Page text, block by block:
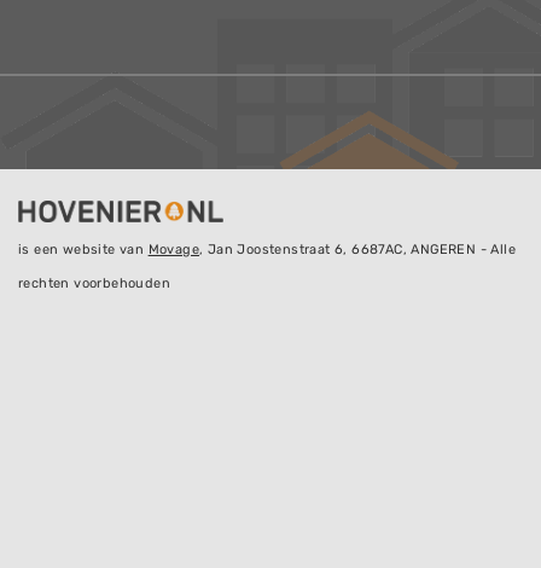
is een website van Movage, Jan Joostenstraat 6, 6687AC, ANGEREN - Alle
rechten voorbehouden